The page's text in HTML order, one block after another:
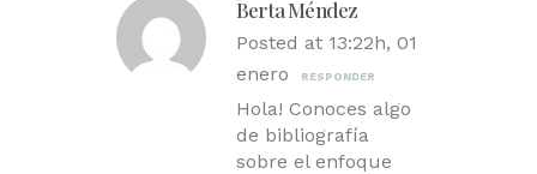
Berta Méndez
Posted at 13:22h, 01
enero
RESPONDER
Hola! Conoces algo
de bibliografía
sobre el enfoque